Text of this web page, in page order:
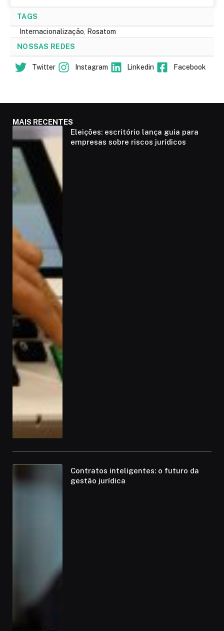
TAGS
Internacionalização
Rosatom
NOSSAS REDES
Twitter Instagram Linkedin Facebook
MAIS RECENTES
Eleições: escritório lança guia para
empresas sobre riscos jurídicos
Contratos inteligentes: o futuro da
gestão jurídica